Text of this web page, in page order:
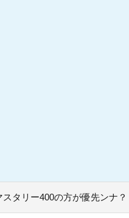
タリー400の方が優先ンナ？